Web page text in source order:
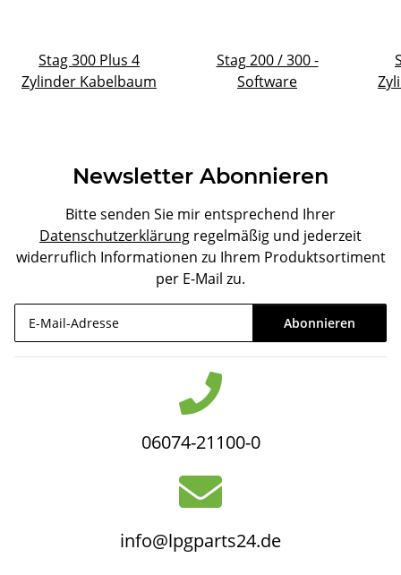
Stag 300 Plus 4
Zylinder Kabelbaum
Stag 200 / 300 -
Software
Newsletter Abonnieren
Bitte senden Sie mir entsprechend Ihrer
Datenschutzerklärung regelmäßig und jederzeit
widerruflich Informationen zu Ihrem Produktsortiment
per E-Mail zu.
Abonnieren
06074-21100-0
info@lpgparts24.de